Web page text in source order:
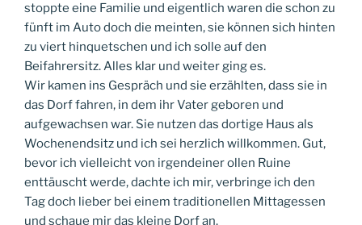
stoppte eine Familie und eigentlich waren die schon zu
fünft im Auto doch die meinten, sie können sich hinten
zu viert hinquetschen und ich solle auf den
Beifahrersitz. Alles klar und weiter ging es.
Wir kamen ins Gespräch und sie erzählten, dass sie in
das Dorf fahren, in dem ihr Vater geboren und
aufgewachsen war. Sie nutzen das dortige Haus als
Wochenendsitz und ich sei herzlich willkommen. Gut,
bevor ich vielleicht von irgendeiner ollen Ruine
enttäuscht werde, dachte ich mir, verbringe ich den
Tag doch lieber bei einem traditionellen Mittagessen
und schaue mir das kleine Dorf an.